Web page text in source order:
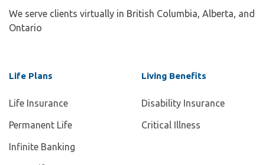
We serve clients virtually in British Columbia, Alberta, and
Ontario
Life Plans
Life Insurance
Permanent Life
Infinite Banking
Living Benefits
Disability Insurance
Critical Illness